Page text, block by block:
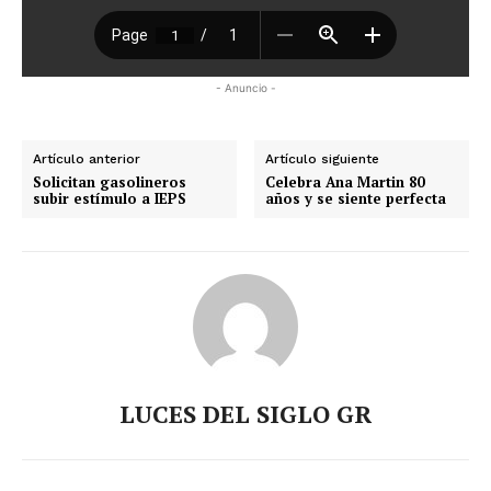
- Anuncio -
Artículo anterior
Solicitan gasolineros
subir estímulo a IEPS
Artículo siguiente
Celebra Ana Martin 80
años y se siente perfecta
LUCES DEL SIGLO GR